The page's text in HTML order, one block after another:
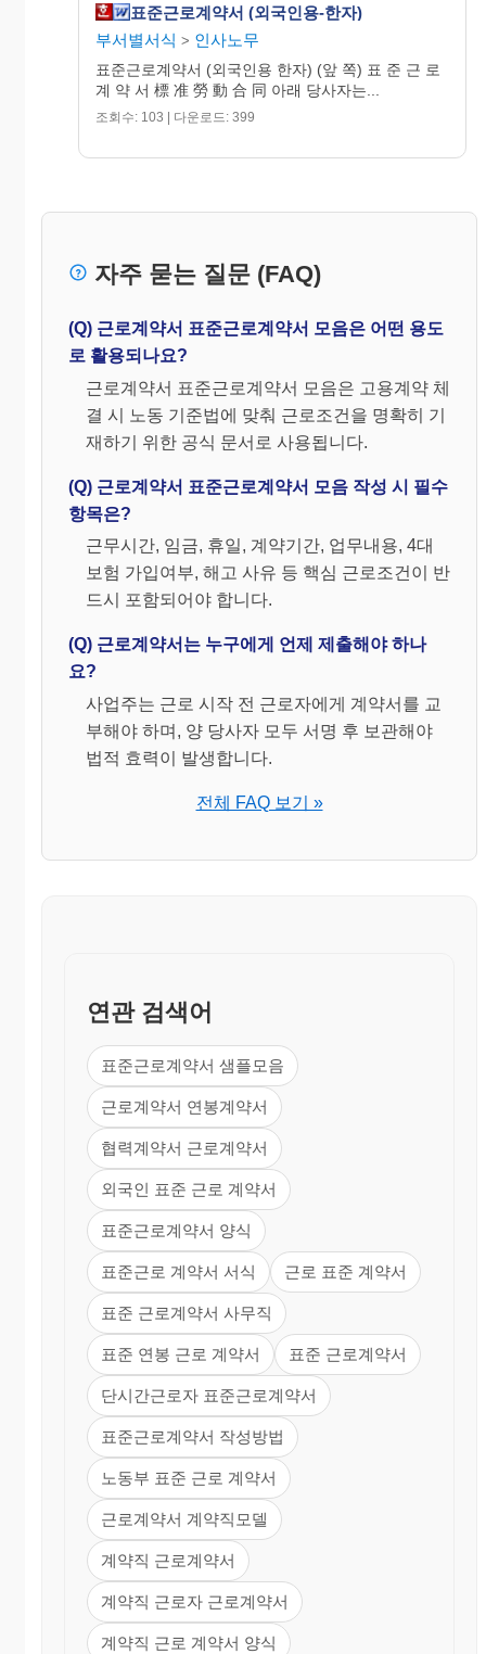
표준근로계약서 (외국인용-한자)
부서별서식 > 인사노무
표준근로계약서 (외국인용 한자) (앞 쪽) 표 준 근 로
계 약 서 標 准 勞 動 合 同 아래 당사자는...
조회수: 103 | 다운로드: 399
자주 묻는 질문 (FAQ)
(Q) 근로계약서 표준근로계약서 모음은 어떤 용도
로 활용되나요?
근로계약서 표준근로계약서 모음은 고용계약 체
결 시 노동 기준법에 맞춰 근로조건을 명확히 기
재하기 위한 공식 문서로 사용됩니다.
(Q) 근로계약서 표준근로계약서 모음 작성 시 필수
항목은?
근무시간, 임금, 휴일, 계약기간, 업무내용, 4대
보험 가입여부, 해고 사유 등 핵심 근로조건이 반
드시 포함되어야 합니다.
(Q) 근로계약서는 누구에게 언제 제출해야 하나
요?
사업주는 근로 시작 전 근로자에게 계약서를 교
부해야 하며, 양 당사자 모두 서명 후 보관해야
법적 효력이 발생합니다.
전체 FAQ 보기 »
연관 검색어
표준근로계약서 샘플모음
근로계약서 연봉계약서
협력계약서 근로계약서
외국인 표준 근로 계약서
표준근로계약서 양식
표준근로 계약서 서식 근로 표준 계약서
표준 근로계약서 사무직
표준 연봉 근로 계약서 표준 근로계약서
단시간근로자 표준근로계약서
표준근로계약서 작성방법
노동부 표준 근로 계약서
근로계약서 계약직모델
계약직 근로계약서
계약직 근로자 근로계약서
계약직 근로 계약서 양식